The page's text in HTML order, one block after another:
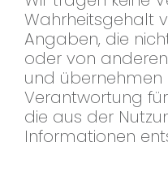
Wahrheitsgehalt
Angaben, die
oder von
und übernehmen
Verantwortung
die aus der
Informationen